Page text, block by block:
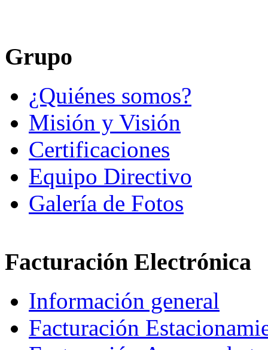
Grupo
¿Quiénes somos?
Misión y Visión
Certificaciones
Equipo Directivo
Galería de Fotos
Facturación Electrónica
Información general
Facturación